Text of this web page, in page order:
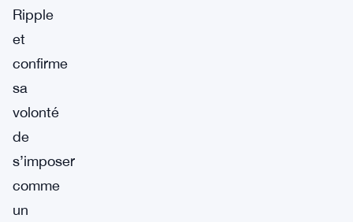
Ripple
et
confirme
sa
volonté
de
s’imposer
comme
un